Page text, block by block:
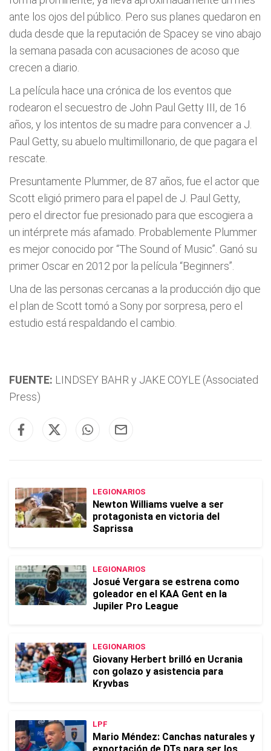
ante los ojos del público. Pero sus planes quedaron en
duda desde que la reputación de Spacey se vino abajo
la semana pasada con acusaciones de acoso que
crecen a diario.
La película hace una crónica de los eventos que
rodearon el secuestro de John Paul Getty III, de 16
años, y los intentos de su madre para convencer a J.
Paul Getty, su abuelo multimillonario, de que pagara el
rescate.
Presuntamente Plummer, de 87 años, fue el actor que
Scott eligió primero para el papel de J. Paul Getty,
pero el director fue presionado para que escogiera a
un intérprete más afamado. Probablemente Plummer
es mejor conocido por “The Sound of Music”. Ganó su
primer Oscar en 2012 por la película “Beginners”.
Una de las personas cercanas a la producción dijo que
el plan de Scott tomó a Sony por sorpresa, pero el
estudio está respaldando el cambio.
FUENTE: LINDSEY BAHR y JAKE COYLE (Associated
Press)
LEGIONARIOS
Newton Williams vuelve a ser
protagonista en victoria del
Saprissa
LEGIONARIOS
Josué Vergara se estrena como
goleador en el KAA Gent en la
Jupiler Pro League
LEGIONARIOS
Giovany Herbert brilló en Ucrania
con golazo y asistencia para
Kryvbas
LPF
Mario Méndez: Canchas naturales y